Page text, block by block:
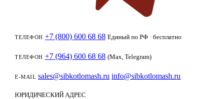
ТЕЛЕФОН +7 (800) 600 68 68 Единый по РФ · бесплатно
ТЕЛЕФОН +7 (964) 600 68 68 (Max, Telegram)
E-MAIL sales@sibkotlomash.ru info@sibkotlomash.ru
ЮРИДИЧЕСКИЙ АДРЕС